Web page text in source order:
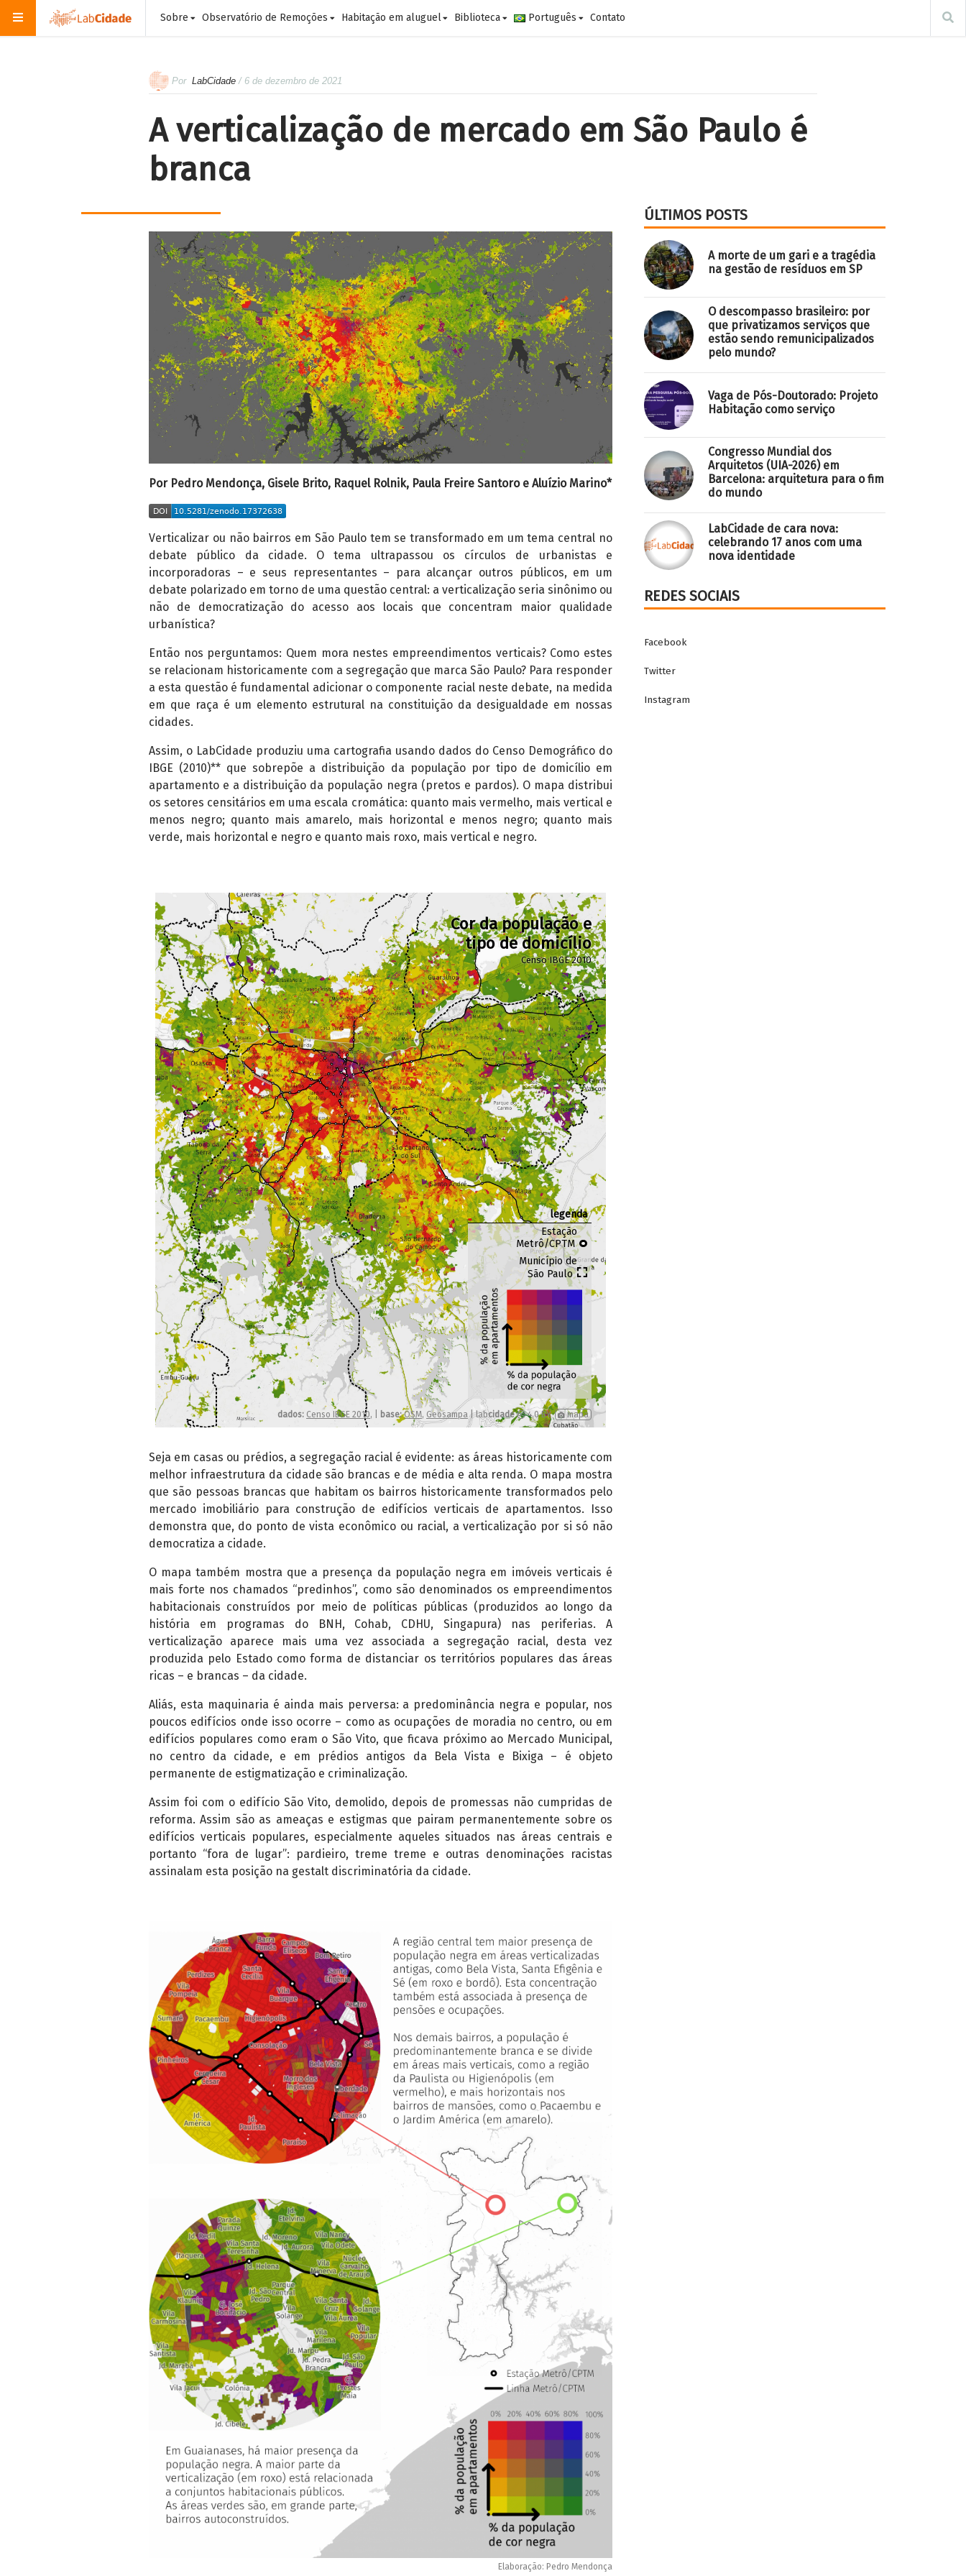
Sobre Observatório de Remoções Habitação em aluguel Biblioteca Português Contato
Por LabCidade / 6 de dezembro de 2021
A verticalização de mercado em São Paulo é
branca
Por Pedro Mendonça, Gisele Brito, Raquel Rolnik, Paula Freire Santoro e Aluízio Marino*
Verticalizar ou não bairros em São Paulo tem se transformado em um tema central no
debate público da cidade. O tema ultrapassou os círculos de urbanistas e
incorporadoras – e seus representantes – para alcançar outros públicos, em um
debate polarizado em torno de uma questão central: a verticalização seria sinônimo ou
não de democratização do acesso aos locais que concentram maior qualidade
urbanística?
Então nos perguntamos: Quem mora nestes empreendimentos verticais? Como estes
se relacionam historicamente com a segregação que marca São Paulo? Para responder
a esta questão é fundamental adicionar o componente racial neste debate, na medida
em que raça é um elemento estrutural na constituição da desigualdade em nossas
cidades.
Assim, o LabCidade produziu uma cartografia usando dados do Censo Demográfico do
IBGE (2010)** que sobrepõe a distribuição da população por tipo de domicílio em
apartamento e a distribuição da população negra (pretos e pardos). O mapa distribui
os setores censitários em uma escala cromática: quanto mais vermelho, mais vertical e
menos negro; quanto mais amarelo, mais horizontal e menos negro; quanto mais
verde, mais horizontal e negro e quanto mais roxo, mais vertical e negro.
Seja em casas ou prédios, a segregação racial é evidente: as áreas historicamente com
melhor infraestrutura da cidade são brancas e de média e alta renda. O mapa mostra
que são pessoas brancas que habitam os bairros historicamente transformados pelo
mercado imobiliário para construção de edifícios verticais de apartamentos. Isso
demonstra que, do ponto de vista econômico ou racial, a verticalização por si só não
democratiza a cidade.
O mapa também mostra que a presença da população negra em imóveis verticais é
mais forte nos chamados “predinhos”, como são denominados os empreendimentos
habitacionais construídos por meio de políticas públicas (produzidos ao longo da
história em programas do BNH, Cohab, CDHU, Singapura) nas periferias. A
verticalização aparece mais uma vez associada a segregação racial, desta vez
produzida pelo Estado como forma de distanciar os territórios populares das áreas
ricas – e brancas – da cidade.
Aliás, esta maquinaria é ainda mais perversa: a predominância negra e popular, nos
poucos edifícios onde isso ocorre – como as ocupações de moradia no centro, ou em
edifícios populares como eram o São Vito, que ficava próximo ao Mercado Municipal,
no centro da cidade, e em prédios antigos da Bela Vista e Bixiga – é objeto
permanente de estigmatização e criminalização.
Assim foi com o edifício São Vito, demolido, depois de promessas não cumpridas de
reforma. Assim são as ameaças e estigmas que pairam permanentemente sobre os
edifícios verticais populares, especialmente aqueles situados nas áreas centrais e
portanto “fora de lugar”: pardieiro, treme treme e outras denominações racistas
assinalam esta posição na gestalt discriminatória da cidade.
Elaboração: Pedro Mendonça
ÚLTIMOS POSTS
A morte de um gari e a tragédia
na gestão de resíduos em SP
O descompasso brasileiro: por
que privatizamos serviços que
estão sendo remunicipalizados
pelo mundo?
Vaga de Pós-Doutorado: Projeto
Habitação como serviço
Congresso Mundial dos
Arquitetos (UIA-2026) em
Barcelona: arquitetura para o fim
do mundo
LabCidade de cara nova:
celebrando 17 anos com uma
nova identidade
REDES SOCIAIS
Facebook
Twitter
Instagram